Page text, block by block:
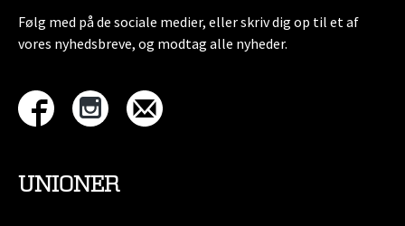
Følg med på de sociale medier, eller skriv dig op til et af
vores nyhedsbreve, og modtag alle nyheder.
UNIONER